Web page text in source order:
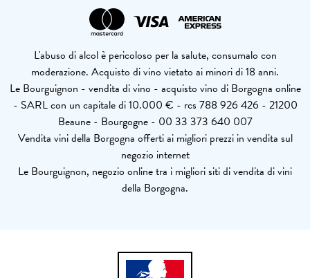
L'abuso di alcol è pericoloso per la salute, consumalo con
moderazione. Acquisto di vino vietato ai minori di 18 anni.
Le Bourguignon - vendita di vino - acquisto vino di Borgogna online
- SARL con un capitale di 10.000 € - rcs 788 926 426 - 21200
Beaune - Bourgogne - 00 33 373 640 007
Vendita vini della Borgogna offerti ai migliori prezzi in vendita sul
negozio internet
Le Bourguignon, negozio online tra i migliori siti di vendita di vini
della Borgogna.